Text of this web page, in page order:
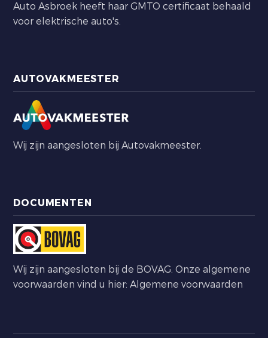
Auto Asbroek heeft haar GMTO certificaat behaald
voor elektrische auto's.
AUTOVAKMEESTER
Wij zijn aangesloten bij Autovakmeester.
DOCUMENTEN
Wij zijn aangesloten bij de BOVAG. Onze algemene
voorwaarden vind u hier:Algemene voorwaarden